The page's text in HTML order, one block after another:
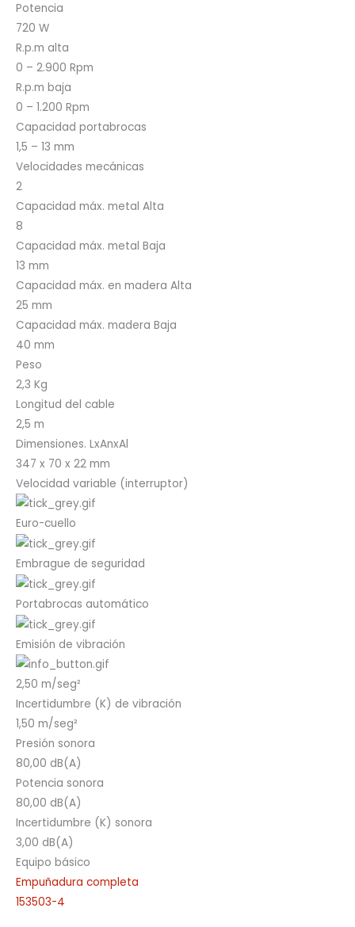
Potencia
720 W
R.p.m alta
0 – 2.900 Rpm
R.p.m baja
0 – 1.200 Rpm
Capacidad portabrocas
1,5 – 13 mm
Velocidades mecánicas
2
Capacidad máx. metal Alta
8
Capacidad máx. metal Baja
13 mm
Capacidad máx. en madera Alta
25 mm
Capacidad máx. madera Baja
40 mm
Peso
2,3 Kg
Longitud del cable
2,5 m
Dimensiones. LxAnxAl
347 x 70 x 22 mm
Velocidad variable (interruptor)
Euro-cuello
Embrague de seguridad
Portabrocas automático
Emisión de vibración
2,50 m/seg²
Incertidumbre (K) de vibración
1,50 m/seg²
Presión sonora
80,00 dB(A)
Potencia sonora
80,00 dB(A)
Incertidumbre (K) sonora
3,00 dB(A)
Equipo básico
Empuñadura completa
153503-4